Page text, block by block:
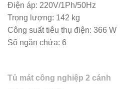
Điện áp: 220V/1Ph/50Hz
Trọng lượng: 142 kg
Công suất tiêu thụ điện: 366 W
Số ngăn chứa: 6
Tủ mát công nghiệp 2 cánh